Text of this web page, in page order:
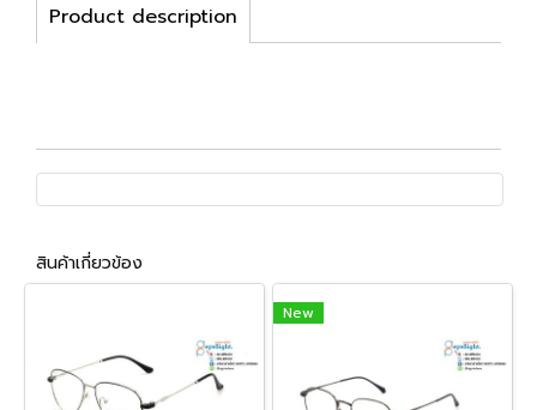
Product description
สินค้าเกี่ยวข้อง
New